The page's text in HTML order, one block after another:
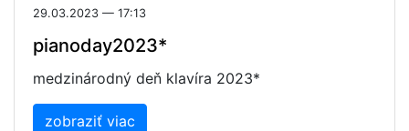
29.03.2023 — 17:13
pianoday2023*
medzinárodný deň klavíra 2023*
zobraziť viac